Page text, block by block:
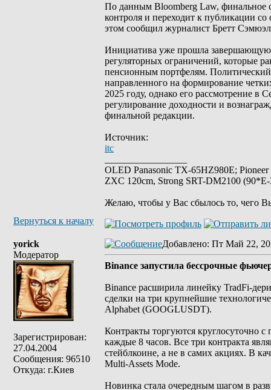
По данным Bloomberg Law, финальное
контроля и переходит к публикации
этом сообщил журналист Бретт
Инициатива уже прошла завершающую
регуляторных ограничений, которые
пенсионным портфелям.
направленного на формирование
2025 году, однако его рассмотрение в
регулирование доходности и
финальной редакции.
Источник:
itc
OLED Panasonic TX-65HZ980E;
ZXC 120cm, Strong SRT-DM2100
Желаю, чтобы у Вас сбылось то, чего
Вернуться к началу
yorick
Модератор
Зарегистрирован:
27.04.2004
Сообщения: 96510
Откуда: г.Киев
Добавлено: Пт Май 22,
Binance запустила бессрочные
Binance расширила линейку TradFi-
сделки на три крупнейшие
Alphabet (GOOGLUSDT).
Контракты торгуются круглосуточно
каждые 8 часов. Все три контракта
стейблкоине, а не в самих акциях. В
Multi-Assets Mode.
Новинка стала очередным шагом в